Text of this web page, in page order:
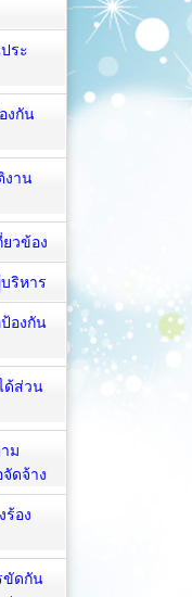
ระ
งกัน
งาน
วข้อง
ริหาร
องกัน
ด้ส่วน
ม
ดจ้าง
ร้อง
ขัดกัน